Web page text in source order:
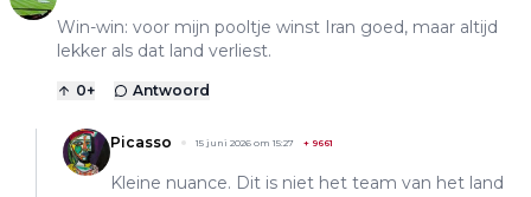
Win-win: voor mijn pooltje winst Iran goed, maar altijd
lekker als dat land verliest.
0+ Antwoord
Picasso 15 juni 2026 om 15:27 + 9661
Kleine nuance. Dit is niet het team van het land